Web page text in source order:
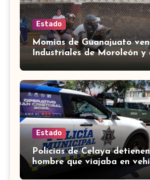
Estado
Momias de Guanajuato
Industriales de Moroleón y
a la final estatal de béisbol
Estado
Policías de Celaya
hombre que viajaba en
investigación